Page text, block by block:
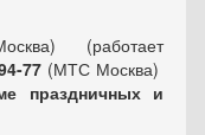
(работает
77 (МТС Москва)
праздничных и